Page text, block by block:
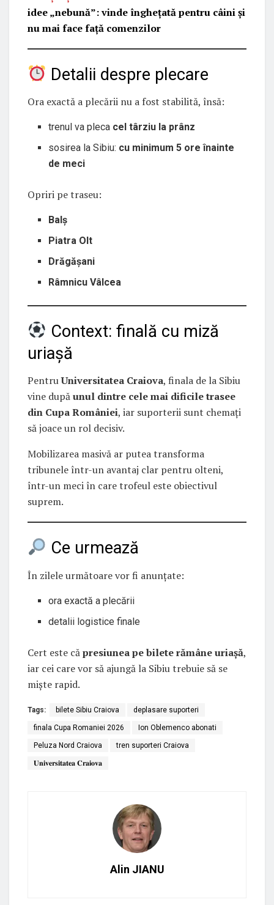
idee „nebună”: vinde înghețată pentru câini și
nu mai face față comenzilor
Detalii despre plecare
Ora exactă a plecării nu a fost stabilită, însă:
trenul va pleca cel târziu la prânz
sosirea la Sibiu: cu minimum 5 ore înainte
de meci
Opriri pe traseu:
Balș
Piatra Olt
Drăgășani
Râmnicu Vâlcea
Context: finală cu miză
uriașă
PentruUniversitatea Craiova, finala de la Sibiu
vine dupăunul dintre cele mai dificile trasee
din Cupa României, iar suporterii sunt chemați
să joace un rol decisiv.
Mobilizarea masivă ar putea transforma
tribunele într-un avantaj clar pentru olteni,
într-un meci în care trofeul este obiectivul
suprem.
Ce urmează
În zilele următoare vor fi anunțate:
ora exactă a plecării
detalii logistice finale
Cert este căpresiunea pe bilete rămâne uriașă,
iar cei care vor să ajungă la Sibiu trebuie să se
miște rapid.
Tags: bilete Sibiu Craiova deplasare suporteri
finala Cupa Romaniei 2026 Ion Oblemenco abonati
Peluza Nord Craiova tren suporteri Craiova
𝐔𝐧𝐢𝐯𝐞𝐫𝐬𝐢𝐭𝐚𝐭𝐞𝐚 𝐂𝐫𝐚𝐢𝐨𝐯𝐚
Alin JIANU